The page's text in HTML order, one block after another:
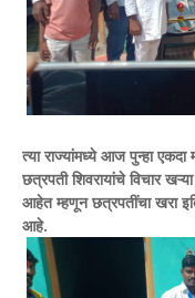
त्या राज्यांमध्ये आज पुन्हा
छत्रपती शिवरायांचे विचार
आहेत म्हणून छत्रपतींचा खरा
आहे.